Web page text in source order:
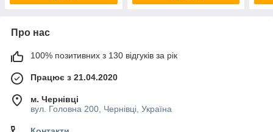
Про нас
100% позитивних з 130 відгуків за рік
Працює з 21.04.2020
м. Чернівці
вул. Головна 200, Чернівці, Україна